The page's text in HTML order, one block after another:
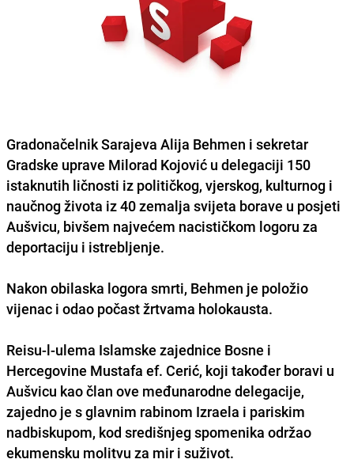
Gradonačelnik Sarajeva Alija Behmen i sekretar
Gradske uprave Milorad Kojović u delegaciji 150
istaknutih ličnosti iz političkog, vjerskog, kulturnog i
naučnog života iz 40 zemalja svijeta borave u posjeti
Aušvicu, bivšem najvećem nacističkom logoru za
deportaciju i istrebljenje.
Nakon obilaska logora smrti, Behmen je položio
vijenac i odao počast žrtvama holokausta.
Reisu-l-ulema Islamske zajednice Bosne i
Hercegovine Mustafa ef. Cerić, koji također boravi u
Aušvicu kao član ove međunarodne delegacije,
zajedno je s glavnim rabinom Izraela i pariskim
nadbiskupom, kod središnjeg spomenika održao
ekumensku molitvu za mir i suživot.